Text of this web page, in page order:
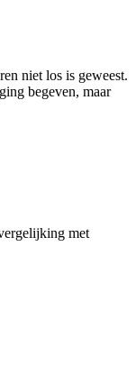
niet los is geweest.
begeven, maar
met